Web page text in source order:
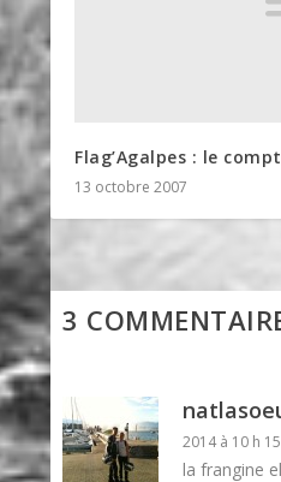
Flag’Agalpes : le
13 octobre 2007
3
2014 à 10 h
la frangine